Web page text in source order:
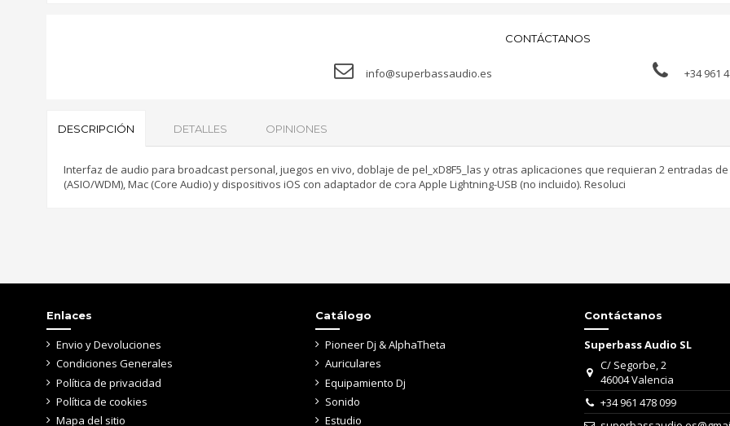
CONTÁCTANOS
info@superbassaudio.es +34 961
DESCRIPCIÓN DETALLES OPINIONES
Interfaz de audio para broadcast personal, juegos en vivo, doblaje de pel_xD8F5_las y otras aplicaciones que requieran 2 entradas
(ASIO/WDM), Mac (Core Audio) y dispositivos iOS con adaptador de c᭡ra Apple Lightning-USB (no incluido). Resoluci
Enlaces
Envio y Devoluciones
Condiciones Generales
Política de privacidad
Política de cookies
Mapa del sitio
Catálogo
Pioneer Dj & AlphaTheta
Auriculares
Equipamiento Dj
Sonido
Estudio
Contáctanos
Superbass Audio SL
C/ Segorbe, 2
46004 Valencia
+34 961 478 099